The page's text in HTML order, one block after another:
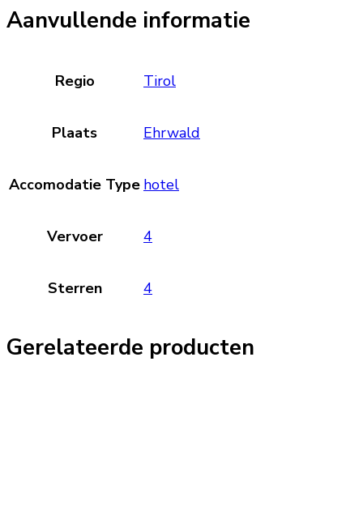
Aanvullende informatie
Regio Tirol
Plaats Ehrwald
Accomodatie Type hotel
Vervoer 4
Sterren 4
Gerelateerde producten